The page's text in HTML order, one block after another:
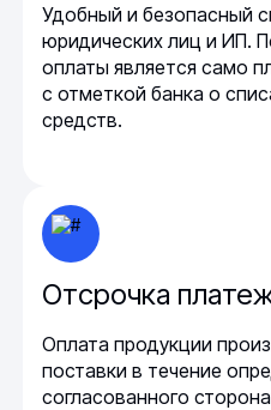
Удобный и безопасный
юридических лиц и ИП.
оплаты является само
с отметкой банка о
средств.
Отсрочка
Оплата продукции
поставки в течение
согласованного